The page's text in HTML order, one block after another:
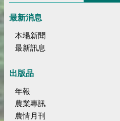
最新消息
本場新聞
最新訊息
出版品
年報
農業專訊
農情月刊